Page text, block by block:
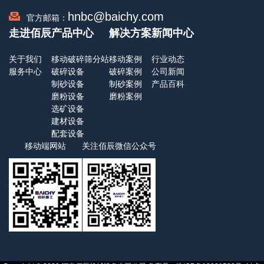
官方邮箱： hnbc@baichy.com
走进佰辰
关于我们
服务中心
产品中心
移动破碎筛分站
破碎设备
制砂设备
磨粉设备
选矿设备
建材设备
配套设备
解决方案
移动案例
破碎案例
制砂案例
磨粉案例
新闻中心
行业动态
公司新闻
产品百科
移动端网站 关注佰辰微信公众号